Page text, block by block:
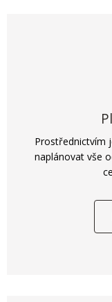
Prostřednictvím
naplánovat vše